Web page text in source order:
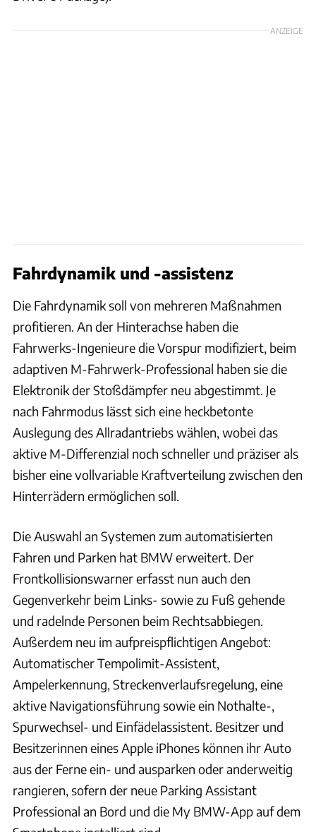
ANZEIGE
Fahrdynamik und -assistenz
Die Fahrdynamik soll von mehreren Maßnahmen
profitieren. An der Hinterachse haben die
Fahrwerks-Ingenieure die Vorspur modifiziert, beim
adaptiven M-Fahrwerk-Professional haben sie die
Elektronik der Stoßdämpfer neu abgestimmt. Je
nach Fahrmodus lässt sich eine heckbetonte
Auslegung des Allradantriebs wählen, wobei das
aktive M-Differenzial noch schneller und präziser als
bisher eine vollvariable Kraftverteilung zwischen den
Hinterrädern ermöglichen soll.
Die Auswahl an Systemen zum automatisierten
Fahren und Parken hat BMW erweitert. Der
Frontkollisionswarner erfasst nun auch den
Gegenverkehr beim Links- sowie zu Fuß gehende
und radelnde Personen beim Rechtsabbiegen.
Außerdem neu im aufpreispflichtigen Angebot:
Automatischer Tempolimit-Assistent,
Ampelerkennung, Streckenverlaufsregelung, eine
aktive Navigationsführung sowie ein Nothalte-,
Spurwechsel- und Einfädelassistent. Besitzer und
Besitzerinnen eines Apple iPhones können ihr Auto
aus der Ferne ein- und ausparken oder anderweitig
rangieren, sofern der neue Parking Assistant
Professional an Bord und die My BMW-App auf dem